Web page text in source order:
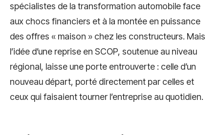
spécialistes de la transformation automobile face
aux chocs financiers et à la montée en puissance
des offres « maison » chez les constructeurs. Mais
l’idée d’une reprise en SCOP, soutenue au niveau
régional, laisse une porte entrouverte : celle d’un
nouveau départ, porté directement par celles et
ceux qui faisaient tourner l’entreprise au quotidien.